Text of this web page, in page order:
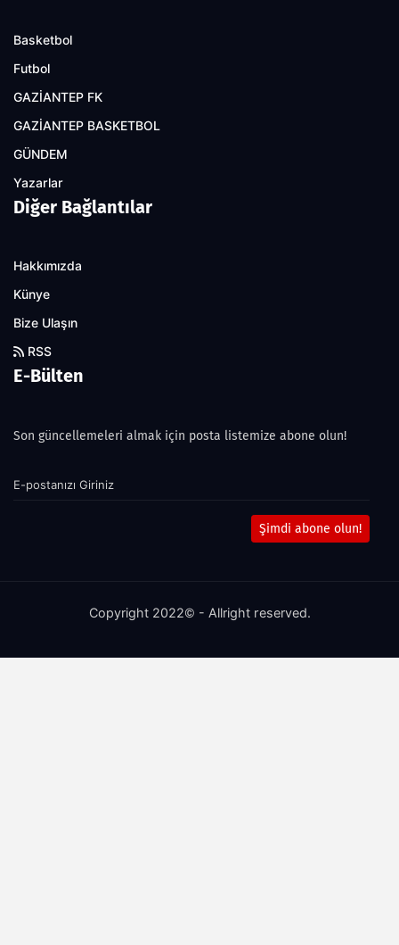
Basketbol
Futbol
GAZİANTEP FK
GAZİANTEP BASKETBOL
GÜNDEM
Yazarlar
Diğer Bağlantılar
Hakkımızda
Künye
Bize Ulaşın
RSS
E-Bülten
Son güncellemeleri almak için posta listemize abone olun!
Şimdi abone olun!
Copyright 2022© - Allright reserved.